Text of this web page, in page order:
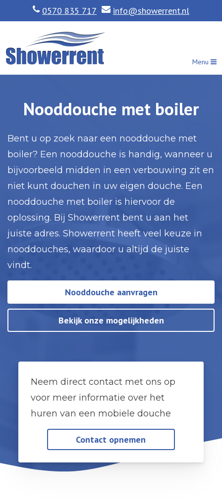
0570 835 717 info@showerrent.nl
Menu
Nooddouche met boiler
Bent u op zoek naar een nooddouche met
boiler? Een nooddouche is handig, wanneer u
bijvoorbeeld midden in een verbouwing zit en
niet kunt douchen in uw eigen douche. Een
nooddouche met boiler is hiervoor de
oplossing. Bij Showerrent bent u aan het
juiste adres. Showerrent heeft veel keuze in
nooddouches, waardoor u altijd de juiste
vindt.
Nooddouche aanvragen
Bekijk onze mogelijkheden
Neem direct contact met ons op
voor meer informatie over het
huren van een mobiele douche
Contact opnemen